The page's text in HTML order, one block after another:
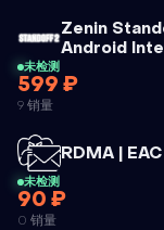
PC
[NO
Zenin
Android
ZENIN
ANDROID
INTERNAL
未检测
599 ₽
9 销量
RDMA |
RDMA |
未检测
90 ₽
0 销量